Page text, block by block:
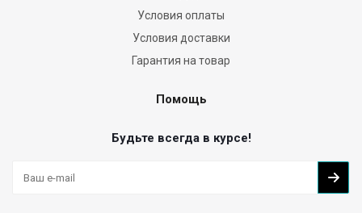
Условия оплаты
Условия доставки
Гарантия на товар
Помощь
Будьте всегда в курсе!